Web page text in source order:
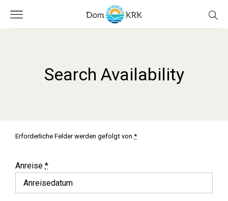
Search Availability
Erforderliche Felder werden gefolgt von *
Anreise *